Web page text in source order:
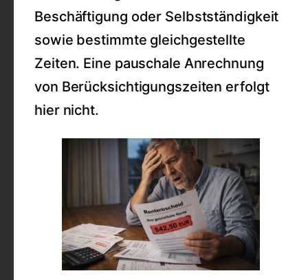
Beschäftigung oder Selbstständigkeit
sowie bestimmte gleichgestellte
Zeiten. Eine pauschale Anrechnung
von Berücksichtigungszeiten erfolgt
hier nicht.